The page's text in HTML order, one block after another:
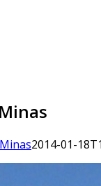
2014-01-